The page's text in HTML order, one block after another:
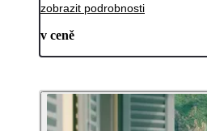
zobrazit podrobnosti
v ceně